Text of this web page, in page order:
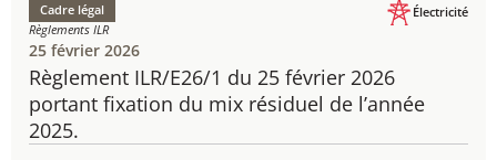
Règlement ILR/E26/1 du 25 février 2026
portant fixation du mix résiduel de l’année
2025.
Cadre légal
Règlements ILR
Électricité
25 février 2026